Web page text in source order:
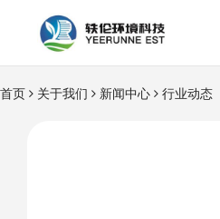
首页 关于我们 新闻中心 行业动态